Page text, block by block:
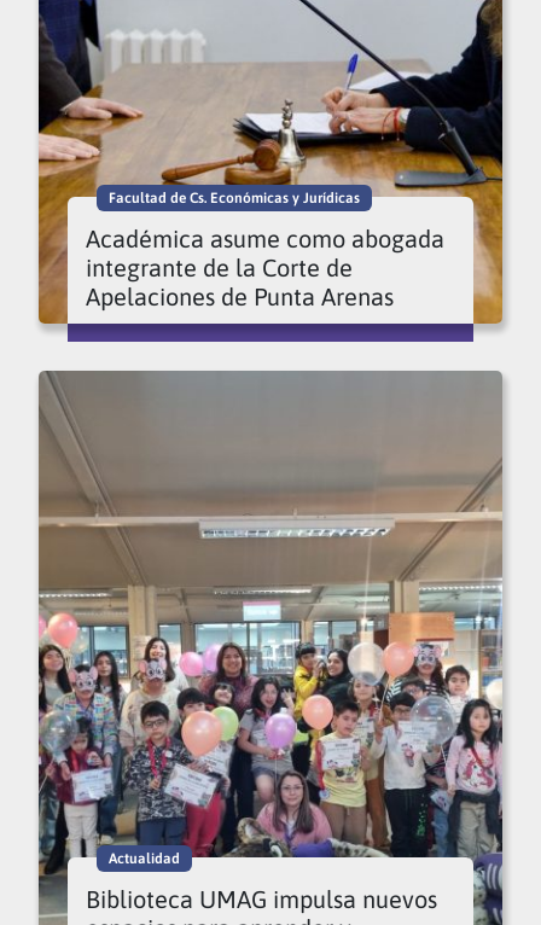
Facultad de Cs. Económicas y Jurídicas
Académica asume como abogada
integrante de la Corte de
Apelaciones de Punta Arenas
Actualidad
Biblioteca UMAG impulsa nuevos